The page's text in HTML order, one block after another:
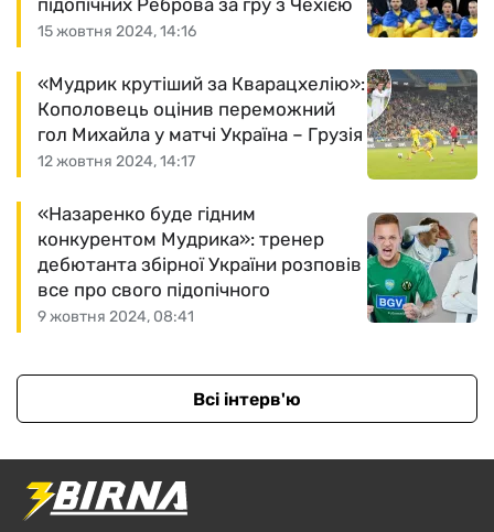
15 жовтня 2024, 14:16
підопічних Реброва за гру з Чехією
12 жовтня 2024, 14:17
«Мудрик крутіший за Кварацхелію»:
Кополовець оцінив переможний
гол Михайла у матчі Україна – Грузія
9 жовтня 2024, 08:41
«Назаренко буде гідним
конкурентом Мудрика»: тренер
дебютанта збірної України розповів
все про свого підопічного
Всі інтерв'ю